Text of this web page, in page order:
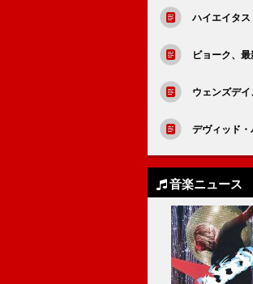
ハイエイタ
ビョーク、
ウェンズデ
デヴィッド
音楽ニュース